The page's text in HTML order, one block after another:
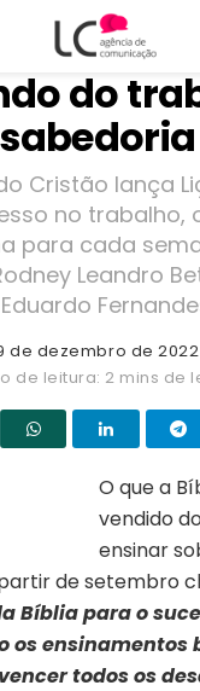
do
Cristão lança
no trabalho,
para cada
Leandro
Eduardo
de dezembro de 2022
de leitura: 2 mins de
O que a
vendido
ensinar
de setembro
Bíblia para o
os ensinamentos
todos os